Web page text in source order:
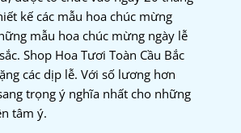
kế các mẫu hoa chúc mừng
mẫu hoa chúc mừng ngày lễ
Shop Hoa Tươi Toàn Cầu Bắc
các dịp lễ. Với số lương hơn
trọng ý nghĩa nhất cho những
tâm ý.